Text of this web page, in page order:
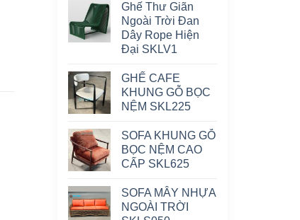
Ghế Thư Giãn
Ngoài Trời Đan
Dây Rope Hiện
Đại SKLV1
GHẾ CAFE
KHUNG GỖ BỌC
NỆM SKL225
SOFA KHUNG GỖ
BỌC NỆM CAO
CẤP SKL625
SOFA MÂY NHỰA
NGOÀI TRỜI